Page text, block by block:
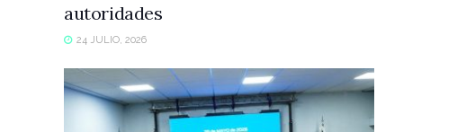
autoridades
24 JULIO, 2026